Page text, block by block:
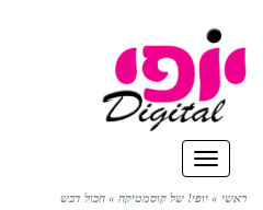
תפריט
ראשי » יופי! של קוסמטיקה » הכול דבש